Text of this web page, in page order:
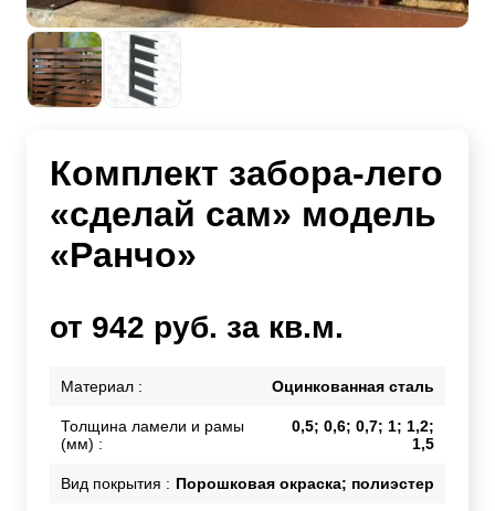
Комплект забора-лего
«сделай сам» модель
«Ранчо»
от 942 руб. за кв.м.
Материал : Оцинкованная сталь
Толщина ламели и рамы
(мм) :
0,5; 0,6; 0,7; 1; 1,2;
1,5
Вид покрытия : Порошковая окраска; полиэстер